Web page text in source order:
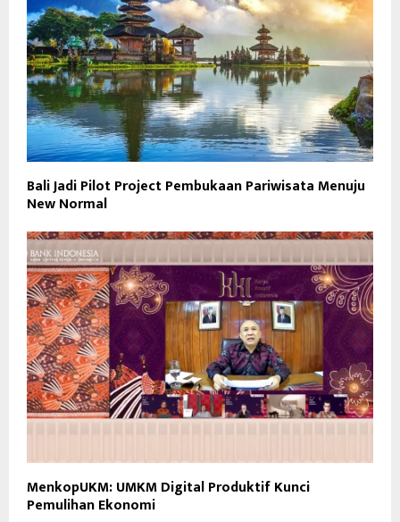
Bali Jadi Pilot Project Pembukaan Pariwisata Menuju
New Normal
MenkopUKM: UMKM Digital Produktif Kunci
Pemulihan Ekonomi